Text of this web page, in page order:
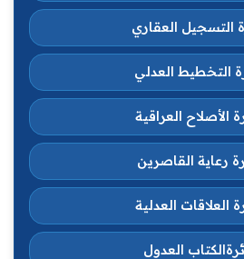
التسجيل العقاري
التخطيط العدلي
الأصلاح العراقية
رعاية القاصرين
العلاقات العدلية
العدول